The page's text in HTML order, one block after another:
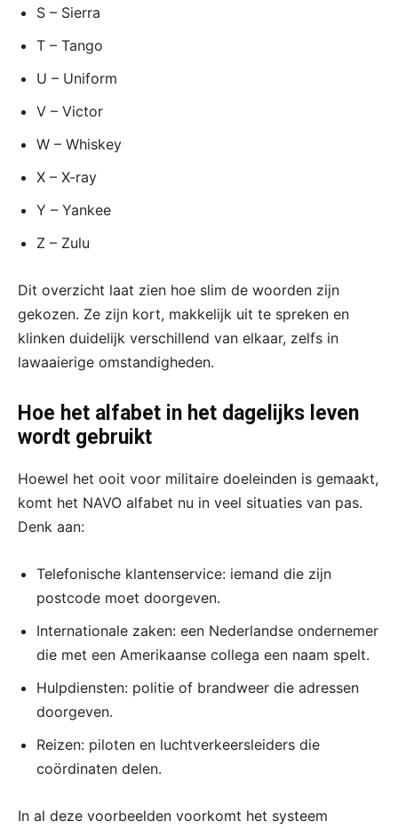
S – Sierra
T – Tango
U – Uniform
V – Victor
W – Whiskey
X – X-ray
Y – Yankee
Z – Zulu
Dit overzicht laat zien hoe slim de woorden zijn
gekozen. Ze zijn kort, makkelijk uit te spreken en
klinken duidelijk verschillend van elkaar, zelfs in
lawaaierige omstandigheden.
Hoe het alfabet in het dagelijks leven
wordt gebruikt
Hoewel het ooit voor militaire doeleinden is gemaakt,
komt het NAVO alfabet nu in veel situaties van pas.
Denk aan:
Telefonische klantenservice: iemand die zijn
postcode moet doorgeven.
Internationale zaken: een Nederlandse ondernemer
die met een Amerikaanse collega een naam spelt.
Hulpdiensten: politie of brandweer die adressen
doorgeven.
Reizen: piloten en luchtverkeersleiders die
coördinaten delen.
In al deze voorbeelden voorkomt het systeem